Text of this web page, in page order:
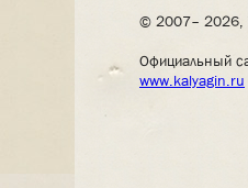
© 2007– 2026,
Официальный
www.kalyagin.ru